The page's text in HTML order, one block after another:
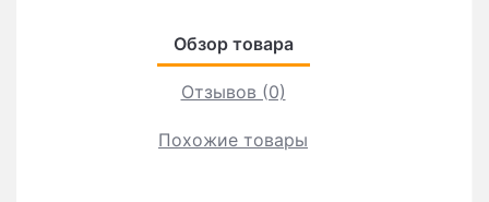
Обзор товара
Отзывов (0)
Похожие товары